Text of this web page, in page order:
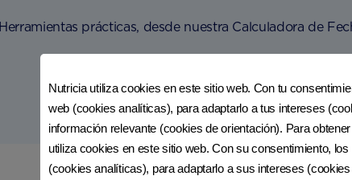
Herramientas prácticas, desde nuestra Calculadora de
ÚNETE A
Nutricia utiliza cookies en este sitio web. Con tu
web (cookies analíticas), para adaptarlo a tus intereses
información relevante (cookies de orientación). Para
utiliza cookies en este sitio web. Con su consentimiento,
(cookies analíticas), para adaptarlo a sus intereses